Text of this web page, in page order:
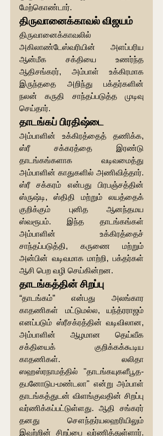
மேற்கொண்டார்.
திருவானைக்காவல் விஜயம்
திருவானைக்காவலில்
அகிலாண்டேஸ்வரியின் அளப்பரிய
ஆன்மீக சக்தியை உணர்ந்த
ஆதிசங்கரர், அம்பாள் உக்கிரமாக
இருந்ததை அறிந்து பக்தர்களின்
நலன் கருதி சாந்தப்படுத்த முடிவு
செய்தார்.
தாடங்கப் பிரதிஷ்டை
அம்பாளின் உக்கிரத்தைத் தணிக்க,
ஸ்ரீ சக்கரத்தை இரண்டு
தாடங்கங்களாக வடிவமைத்து
அம்பாளின் காதுகளில் அணிவித்தார்.
ஸ்ரீ சக்கரம் என்பது பிரபஞ்சத்தின்
ஸ்ருஷ்டி, ஸ்திதி மற்றும் லயத்தைக்
குறிக்கும் புனித ஆனந்தமய
ஸ்வரூபம். இந்த தாடங்கங்கள்
அம்பாளின் உக்கிரத்தைச்
சாந்தப்படுத்தி, கருணை மற்றும்
அன்பின் வடிவமாக மாற்றி, பக்தர்கள்
ஆசி பெற வழி செய்கின்றன.
தாடங்கத்தின் சிறப்பு
“தாடங்கம்” என்பது அலங்கார
காதணிகள் மட்டுமல்ல, யந்த்ரராஜம்
எனப்படும் ஸ்ரீசக்ரத்தின் வடிவிலான,
அம்பாளின் ஆழமான தெய்வீக
சக்தியைக் குறிக்கக்கூடிய
காதணிகள். லலிதா
ஸஹஸ்ரநாமத்தில் "தாடங்கயுகளீபூத-
தபனோடுப-மண்டலா" என்று அம்பாள்
தாடங்கத்துடன் விளங்குவதின் சிறப்பு
வர்ணிக்கப்பட்டுள்ளது. ஆதி சங்கரர்
தனது சௌந்தர்யலஹரியிலும்
இவற்றின் சிறப்பை வர்ணித்துள்ளார்.